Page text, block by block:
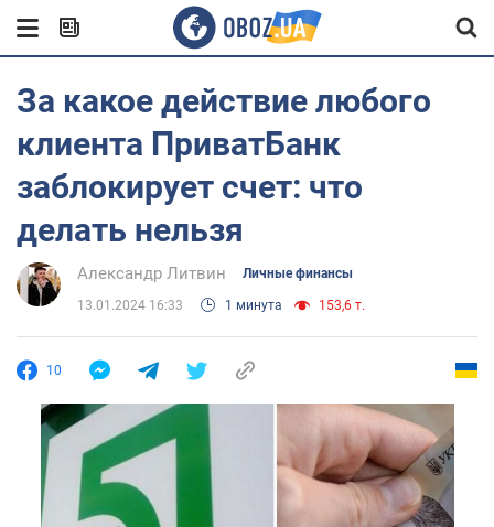
За какое действие любого
клиента ПриватБанк
заблокирует счет: что
делать нельзя
Александр Литвин Личные финансы
13.01.2024 16:33 1 минута 153,6 т.
10